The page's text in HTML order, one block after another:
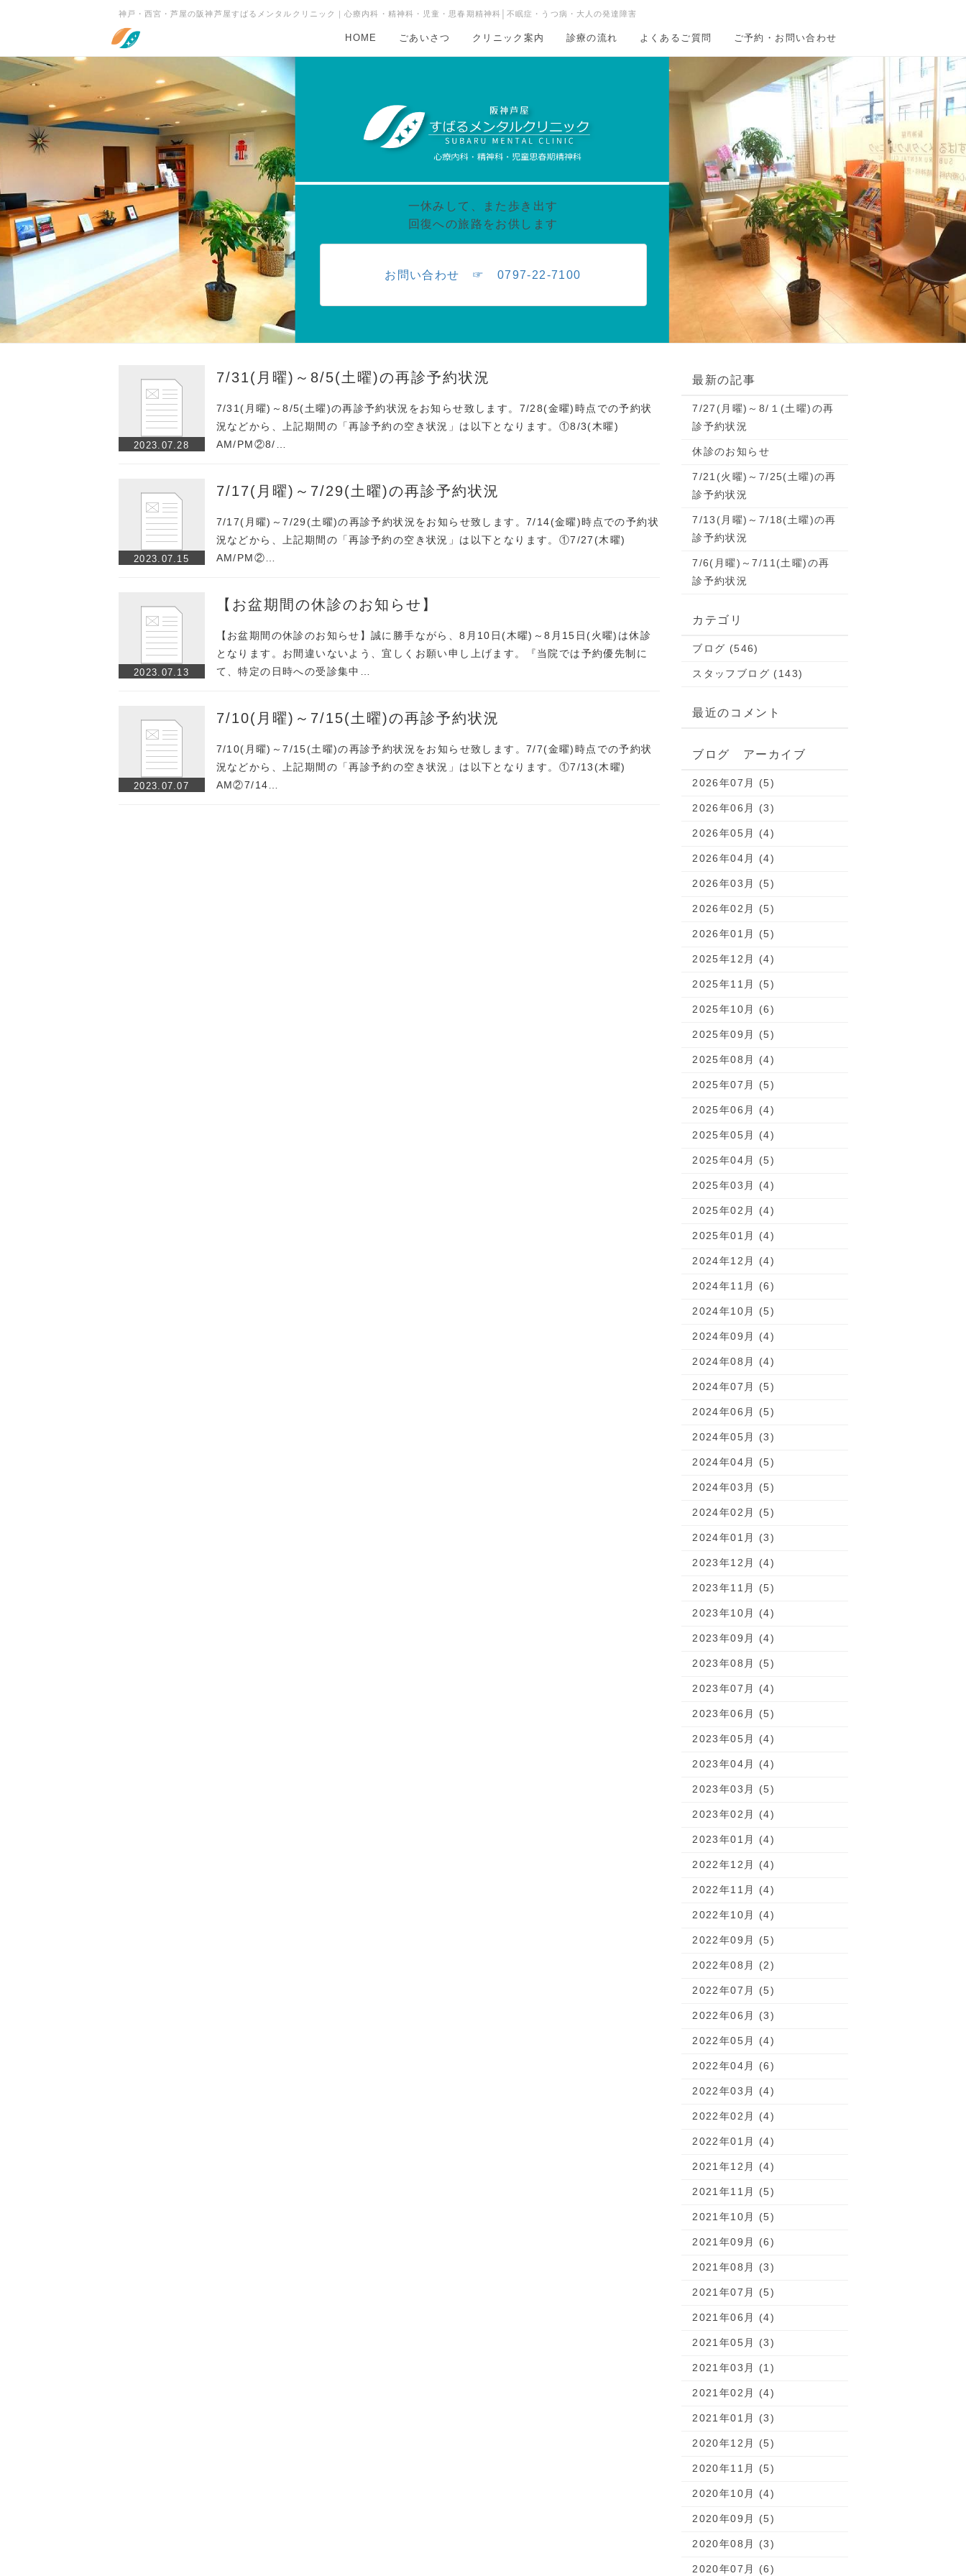
神戸・西宮・芦屋の阪神芦屋すばるメンタルクリニック｜心療内科・精神科・児童・思春期精神科│不眠症・うつ病・大人の発達障害
HOME ごあいさつ クリニック案内 診療の流れ よくあるご質問 ご予約・お問い合わせ
一休みして、また歩き出す
回復への旅路をお供します
お問い合わせ ☞ 0797-22-7100
2023.07.28
7/31(月曜)～8/5(土曜)の再診予約状況
7/31(月曜)～8/5(土曜)の再診予約状況をお知らせ致します。7/28(金曜)時点での予約状
況などから、上記期間の「再診予約の空き状況」は以下となります。①8/3(木曜)
AM/PM②8/…
2023.07.15
7/17(月曜)～7/29(土曜)の再診予約状況
7/17(月曜)～7/29(土曜)の再診予約状況をお知らせ致します。7/14(金曜)時点での予約状
況などから、上記期間の「再診予約の空き状況」は以下となります。①7/27(木曜)
AM/PM②…
2023.07.13
【お盆期間の休診のお知らせ】
【お盆期間の休診のお知らせ】誠に勝手ながら、8月10日(木曜)～8月15日(火曜)は休診
となります。お間違いないよう、宜しくお願い申し上げます。『当院では予約優先制に
て、特定の日時への受診集中…
2023.07.07
7/10(月曜)～7/15(土曜)の再診予約状況
7/10(月曜)～7/15(土曜)の再診予約状況をお知らせ致します。7/7(金曜)時点での予約状
況などから、上記期間の「再診予約の空き状況」は以下となります。①7/13(木曜)
AM②7/14…
最新の記事
7/27(月曜)～8/１(土曜)の再
診予約状況
休診のお知らせ
7/21(火曜)～7/25(土曜)の再
診予約状況
7/13(月曜)～7/18(土曜)の再
診予約状況
7/6(月曜)～7/11(土曜)の再
診予約状況
カテゴリ
ブログ (546)
スタッフブログ (143)
最近のコメント
ブログ アーカイブ
2026年07月 (5)
2026年06月 (3)
2026年05月 (4)
2026年04月 (4)
2026年03月 (5)
2026年02月 (5)
2026年01月 (5)
2025年12月 (4)
2025年11月 (5)
2025年10月 (6)
2025年09月 (5)
2025年08月 (4)
2025年07月 (5)
2025年06月 (4)
2025年05月 (4)
2025年04月 (5)
2025年03月 (4)
2025年02月 (4)
2025年01月 (4)
2024年12月 (4)
2024年11月 (6)
2024年10月 (5)
2024年09月 (4)
2024年08月 (4)
2024年07月 (5)
2024年06月 (5)
2024年05月 (3)
2024年04月 (5)
2024年03月 (5)
2024年02月 (5)
2024年01月 (3)
2023年12月 (4)
2023年11月 (5)
2023年10月 (4)
2023年09月 (4)
2023年08月 (5)
2023年07月 (4)
2023年06月 (5)
2023年05月 (4)
2023年04月 (4)
2023年03月 (5)
2023年02月 (4)
2023年01月 (4)
2022年12月 (4)
2022年11月 (4)
2022年10月 (4)
2022年09月 (5)
2022年08月 (2)
2022年07月 (5)
2022年06月 (3)
2022年05月 (4)
2022年04月 (6)
2022年03月 (4)
2022年02月 (4)
2022年01月 (4)
2021年12月 (4)
2021年11月 (5)
2021年10月 (5)
2021年09月 (6)
2021年08月 (3)
2021年07月 (5)
2021年06月 (4)
2021年05月 (3)
2021年03月 (1)
2021年02月 (4)
2021年01月 (3)
2020年12月 (5)
2020年11月 (5)
2020年10月 (4)
2020年09月 (5)
2020年08月 (3)
2020年07月 (6)